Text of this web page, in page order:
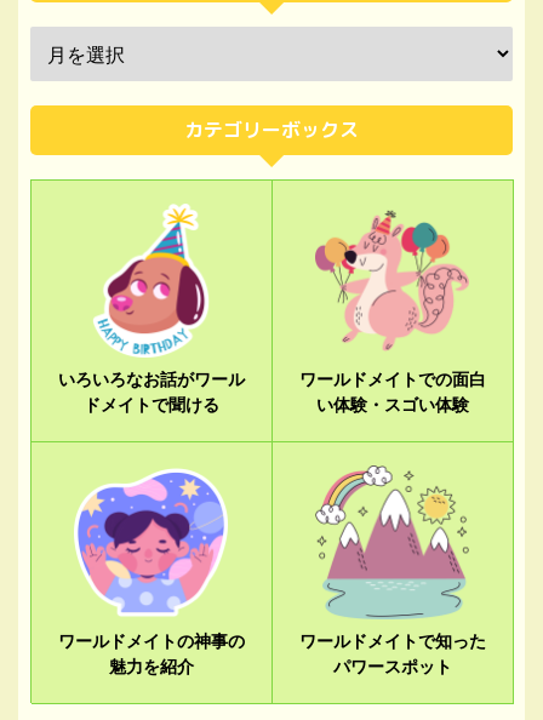
カテゴリーボックス
いろいろなお話がワール
ドメイトで聞ける
ワールドメイトでの面白
い体験・スゴい体験
ワールドメイトの神事の
魅力を紹介
ワールドメイトで知った
パワースポット